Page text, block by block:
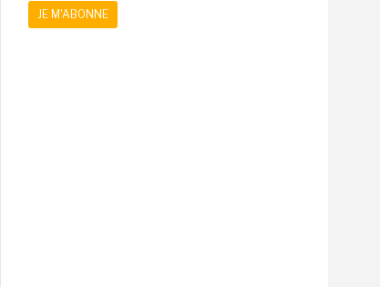
JE M'ABONNE